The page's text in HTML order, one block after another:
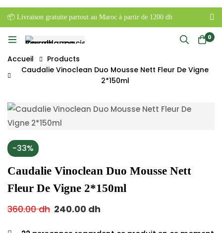
📦 Livraison gratuite partout au Maroc à partir de 1200 dh
0
Accueil
Products
Caudalie Vinoclean Duo Mousse Nett Fleur De Vigne
2*150ml
-33%
Caudalie Vinoclean Duo Mousse Nett
Fleur De Vigne 2*150ml
360.00dh 240.00 dh